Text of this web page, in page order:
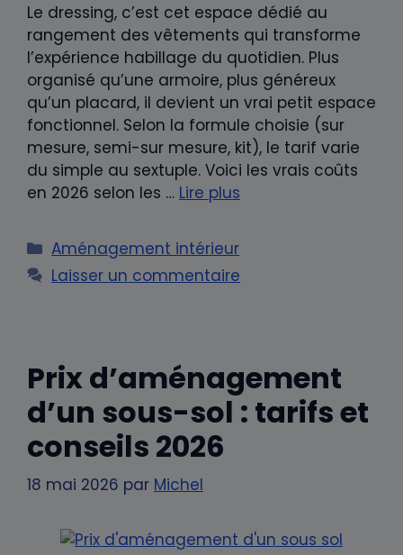
Le dressing, c’est cet espace dédié au
rangement des vêtements qui transforme
l’expérience habillage du quotidien. Plus
organisé qu’une armoire, plus généreux
qu’un placard, il devient un vrai petit espace
fonctionnel. Selon la formule choisie (sur
mesure, semi-sur mesure, kit), le tarif varie
du simple au sextuple. Voici les vrais coûts
en 2026 selon les … Lire plus
Catégories
Aménagement intérieur
Laisser un commentaire
Prix d’aménagement
d’un sous-sol : tarifs et
conseils 2026
18 mai 2026 par Michel